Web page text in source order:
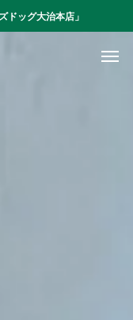
ドッグ大治本店」